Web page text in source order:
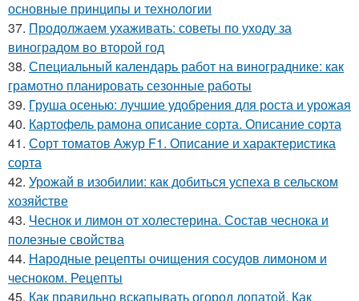
основные принципы и технологии
37. Продолжаем ухаживать: советы по уходу за
виноградом во второй год
38. Специальный календарь работ на винограднике: как
грамотно планировать сезонные работы
39. Груша осенью: лучшие удобрения для роста и урожая
40. Картофель рамона описание сорта. Описание сорта
41. Сорт томатов Ажур F1. Описание и характеристика
сорта
42. Урожай в изобилии: как добиться успеха в сельском
хозяйстве
43. Чеснок и лимон от холестерина. Состав чеснока и
полезные свойства
44. Народные рецепты очищения сосудов лимоном и
чесноком. Рецепты
45. Как правильно вскапывать огород лопатой. Как